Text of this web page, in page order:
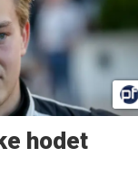
hodet